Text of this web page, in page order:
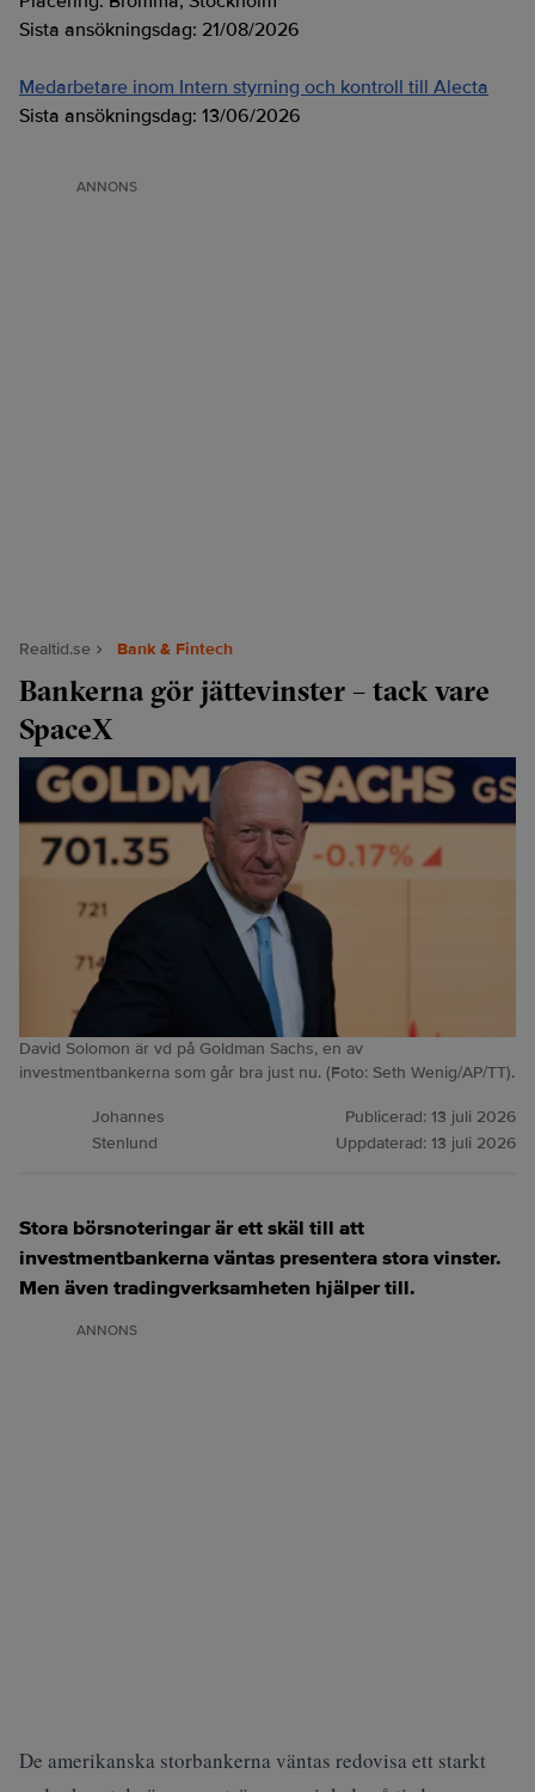
Sista ansökningsdag: 21/08/2026
Medarbetare inom Intern styrning och kontroll till Alecta
Sista ansökningsdag: 13/06/2026
ANNONS
Realtid.se Bank & Fintech
Bankerna gör jättevinster – tack vare
SpaceX
David Solomon är vd på Goldman Sachs, en av
investmentbankerna som går bra just nu. (Foto: Seth Wenig/AP/TT).
Johannes
Stenlund
Publicerad: 13 juli 2026
Uppdaterad: 13 juli 2026
Stora börsnoteringar är ett skäl till att
investmentbankerna väntas presentera stora vinster.
Men även tradingverksamheten hjälper till.
ANNONS
De amerikanska storbankerna väntas redovisa ett starkt